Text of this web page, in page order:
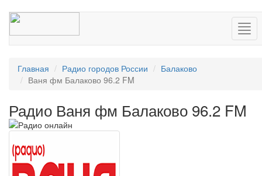
Главная Радио городов России
Балаково
Ваня фм Балаково 96.2 FM
Радио Ваня фм Балаково 96.2 FM